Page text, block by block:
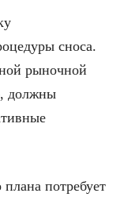
сноса.
рыночной
должны
плана потребует